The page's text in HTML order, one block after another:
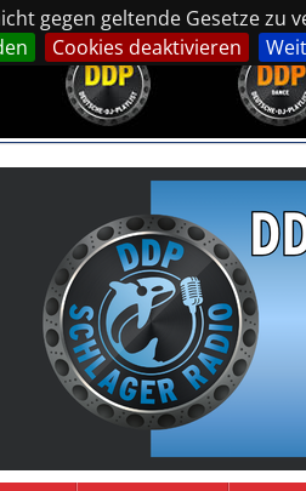
gegen geltende Gesetze
Cookies deaktivieren